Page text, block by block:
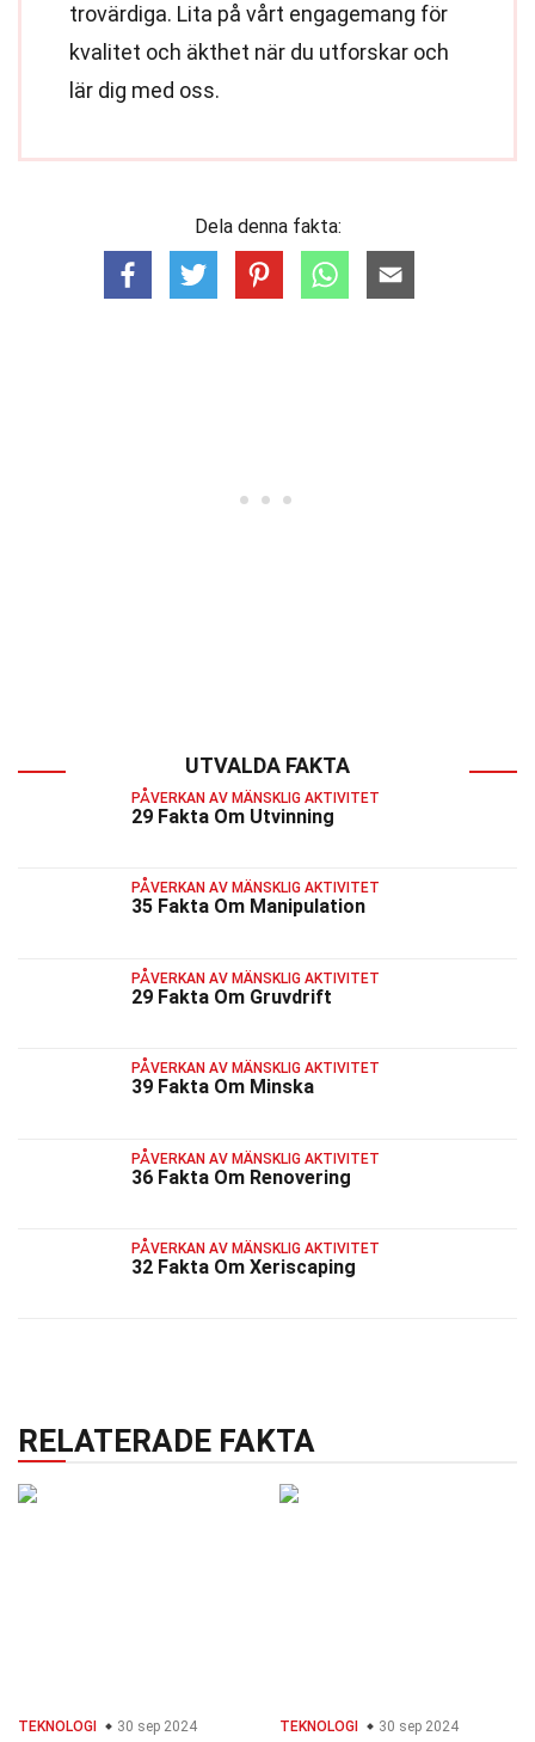
trovärdiga. Lita på vårt engagemang för
kvalitet och äkthet när du utforskar och
lär dig med oss.
Dela denna fakta:
UTVALDA FAKTA
PÅVERKAN AV MÄNSKLIG AKTIVITET
29 Fakta Om Utvinning
PÅVERKAN AV MÄNSKLIG AKTIVITET
35 Fakta Om Manipulation
PÅVERKAN AV MÄNSKLIG AKTIVITET
29 Fakta Om Gruvdrift
PÅVERKAN AV MÄNSKLIG AKTIVITET
39 Fakta Om Minska
PÅVERKAN AV MÄNSKLIG AKTIVITET
36 Fakta Om Renovering
PÅVERKAN AV MÄNSKLIG AKTIVITET
32 Fakta Om Xeriscaping
RELATERADE FAKTA
TEKNOLOGI 30 sep 2024 TEKNOLOGI 30 sep 2024